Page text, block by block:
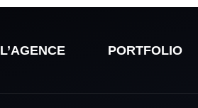
L’AGENCE PORTFOLIO